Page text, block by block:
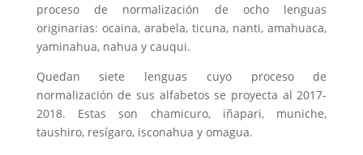
proceso de normalización de ocho lenguas
originarias: ocaina, arabela, ticuna, nanti, amahuaca,
yaminahua, nahua y cauqui.
Quedan siete lenguas cuyo proceso de
normalización de sus alfabetos se proyecta al 2017-
2018. Estas son chamicuro, iñapari, muniche,
taushiro, resígaro, isconahua y omagua.